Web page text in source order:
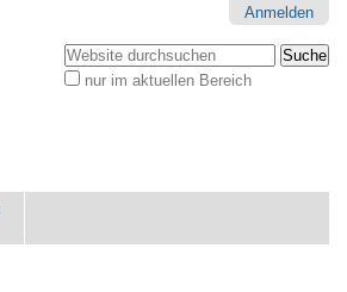
Anmelden
Website durchsuchen
nur im aktuellen Bereich